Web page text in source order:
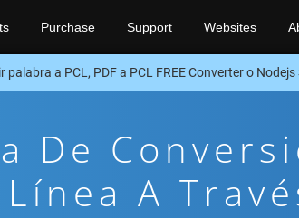
Purchase Support Websites
palabra a PCL, PDF a PCL FREE Converter o Nodejs
De
A